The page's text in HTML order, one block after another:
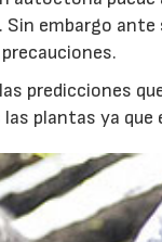
Sin embargo
predicciones
plantas ya